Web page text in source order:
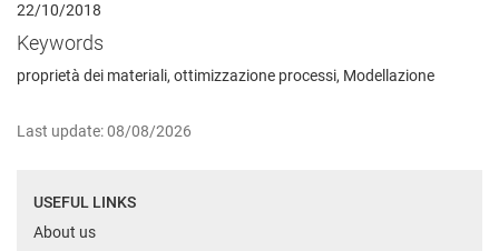
22/10/2018
Keywords
proprietà dei materiali, ottimizzazione processi, Modellazione
Last update: 08/08/2026
USEFUL LINKS
About us